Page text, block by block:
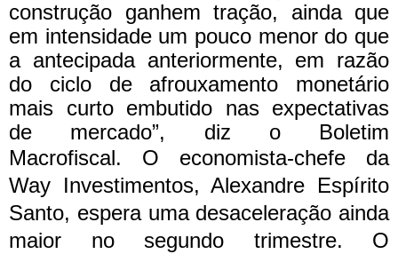
construção ganhem tração, ainda que
em intensidade um pouco menor do que
a antecipada anteriormente, em razão
do ciclo de afrouxamento monetário
mais curto embutido nas expectativas
de mercado”, diz o Boletim
Macrofiscal. O economista-chefe da
Way Investimentos, Alexandre Espírito
Santo, espera uma desaceleração ainda
maior no segundo trimestre. O